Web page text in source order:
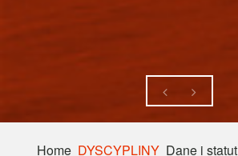
Home DYSCYPLINY Dane i statut